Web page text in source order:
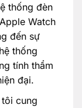
thống đèn
Watch
đến sự
thống
tính thẩm
đại.
cung